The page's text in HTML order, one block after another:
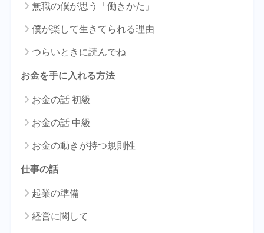
無職の僕が思う「働きかた」
僕が楽して生きてられる理由
つらいときに読んでね
お金を手に入れる方法
お金の話 初級
お金の話 中級
お金の動きが持つ規則性
仕事の話
起業の準備
経営に関して